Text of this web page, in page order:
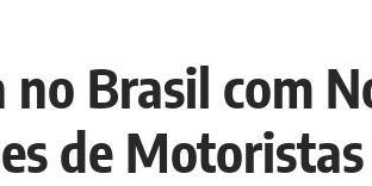
Brasil com
de Motoristas